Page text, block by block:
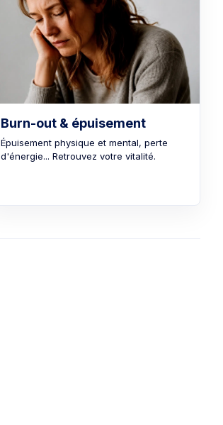
Burn-out & épuisement
Épuisement physique et mental, perte
d'énergie... Retrouvez votre vitalité.